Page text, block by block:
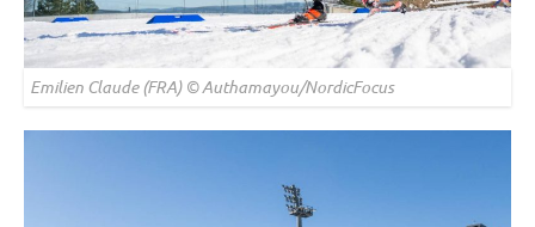
Emilien Claude (FRA) © Authamayou/NordicFocus